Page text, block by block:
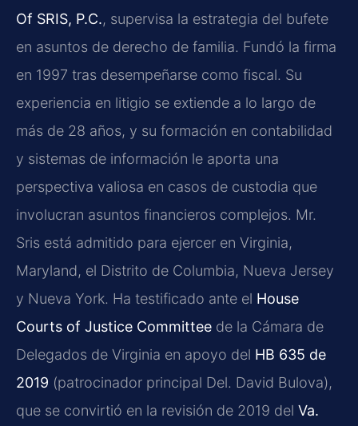
Of SRIS, P.C., supervisa la estrategia del bufete
en asuntos de derecho de familia. Fundó la firma
en 1997 tras desempeñarse como fiscal. Su
experiencia en litigio se extiende a lo largo de
más de 28 años, y su formación en contabilidad
y sistemas de información le aporta una
perspectiva valiosa en casos de custodia que
involucran asuntos financieros complejos. Mr.
Sris está admitido para ejercer en Virginia,
Maryland, el Distrito de Columbia, Nueva Jersey
y Nueva York. Ha testificado ante el House
Courts of Justice Committee de la Cámara de
Delegados de Virginia en apoyo del HB 635 de
2019 (patrocinador principal Del. David Bulova),
que se convirtió en la revisión de 2019 del Va.